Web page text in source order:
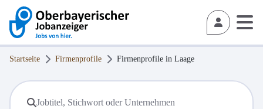
Startseite Firmenprofile Firmenprofile in Laage